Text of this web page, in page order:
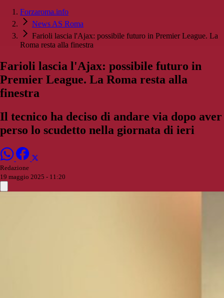
Forzaroma.info
News AS Roma
Farioli lascia l'Ajax: possibile futuro in Premier League. La
Roma resta alla finestra
Farioli lascia l'Ajax: possibile futuro in
Premier League. La Roma resta alla
finestra
Il tecnico ha deciso di andare via dopo aver
perso lo scudetto nella giornata di ieri
Redazione
19 maggio 2025 - 11:20